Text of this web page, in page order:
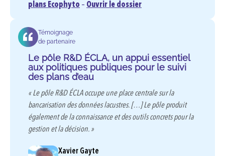
plans Ecophyto – Ouvrir le dossier
Témoignage
de partenaire
Le pôle R&D ÉCLA, un appui essentiel
aux politiques publiques pour le suivi
des plans d’eau
« Le pôle R&D ÉCLA occupe une place centrale sur la
bancarisation des données lacustres. […] Le pôle produit
également de la connaissance et des outils concrets pour la
gestion et la décision. »
Xavier Gayte